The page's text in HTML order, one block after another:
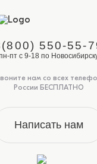
550-55-
пт с 9-18 по
нам со всех
России БЕСПЛАТНО
Написать нам